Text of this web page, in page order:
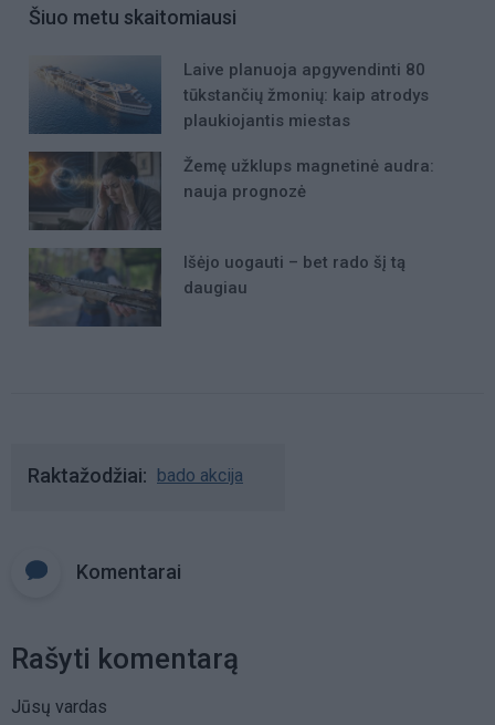
Šiuo metu skaitomiausi
Laive planuoja apgyvendinti 80
tūkstančių žmonių: kaip atrodys
plaukiojantis miestas
Žemę užklups magnetinė audra:
nauja prognozė
Išėjo uogauti – bet rado šį tą
daugiau
Raktažodžiai bado akcija
Komentarai
Rašyti komentarą
Jūsų vardas